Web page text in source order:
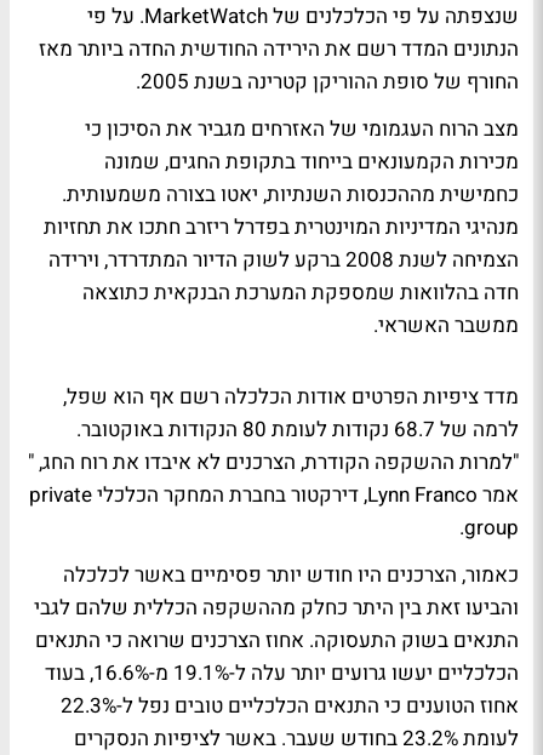
שנצפתה על פי הכלכלנים של MarketWatch. על פי
הנתונים המדד רשם את הירידה החודשית החדה ביותר מאז
החורף של סופת ההוריקן קטרינה בשנת 2005.
מצב הרוח העגמומי של האזרחים מגביר את הסיכון כי
מכירות הקמעונאים בייחוד בתקופת החגים, שמונה
כחמישית מההכנסות השנתיות, יאטו בצורה משמעותית.
מנהיגי המדיניות המוינטרית בפדרל ריזרב חתכו את תחזיות
הצמיחה לשנת 2008 ברקע לשוק הדיור המתדרדר, וירידה
חדה בהלוואות שמספקת המערכת הבנקאית כתוצאה
ממשבר האשראי.
מדד ציפיות הפרטים אודות הכלכלה רשם אף הוא שפל,
לרמה של 68.7 נקודות לעומת 80 הנקודות באוקטובר.
"למרות ההשקפה הקודרת, הצרכנים לא איבדו את רוח החג, "
אמר Lynn Franco, דירקטור בחברת המחקר הכלכלי private
group.
כאמור, הצרכנים היו חודש יותר פסימיים באשר לכלכלה
והביעו זאת בין היתר כחלק מההשקפה הכללית שלהם לגבי
התנאים בשוק התעסוקה. אחוז הצרכנים שרואה כי התנאים
הכלכליים יעשו גרועים יותר עלה ל-19.1% מ-16.6%, בעוד
אחוז הטוענים כי התנאים הכלכליים טובים נפל ל-22.3%
לעומת 23.2% בחודש שעבר. באשר לציפיות הנסקרים